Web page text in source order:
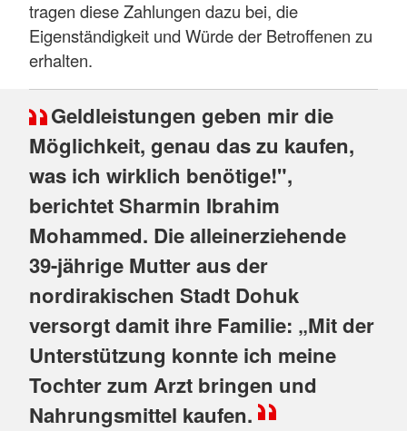
tragen diese Zahlungen dazu bei, die
Eigenständigkeit und Würde der Betroffenen zu
erhalten.
Geldleistungen geben mir die
Möglichkeit, genau das zu kaufen,
was ich wirklich benötige!",
berichtet Sharmin Ibrahim
Mohammed. Die alleinerziehende
39-jährige Mutter aus der
nordirakischen Stadt Dohuk
versorgt damit ihre Familie: „Mit der
Unterstützung konnte ich meine
Tochter zum Arzt bringen und
Nahrungsmittel kaufen.